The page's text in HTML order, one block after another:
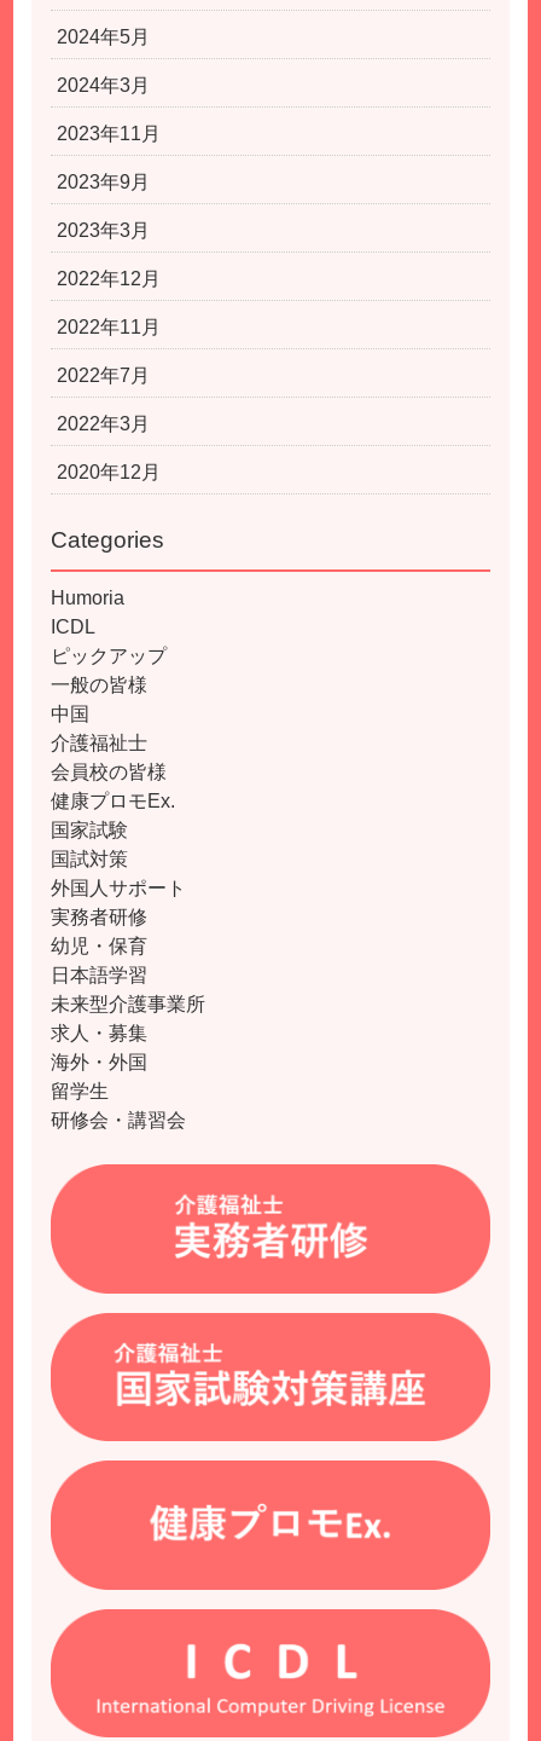
2024年5月
2024年3月
2023年11月
2023年9月
2023年3月
2022年12月
2022年11月
2022年7月
2022年3月
2020年12月
Categories
Humoria
ICDL
ピックアップ
一般の皆様
中国
介護福祉士
会員校の皆様
健康プロモEx.
国家試験
国試対策
外国人サポート
実務者研修
幼児・保育
日本語学習
未来型介護事業所
求人・募集
海外・外国
留学生
研修会・講習会